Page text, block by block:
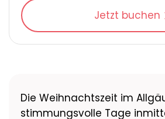
Jetzt buchen
Die Weihnachtszeit im
stimmungsvolle Tage